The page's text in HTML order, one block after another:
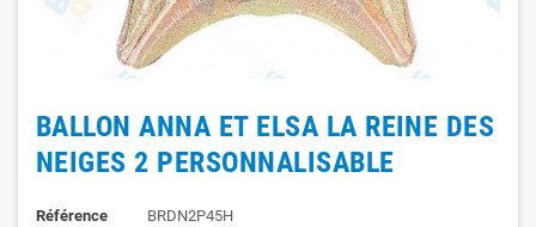
BALLON ANNA ET ELSA LA REINE DES
NEIGES 2 PERSONNALISABLE
Référence
BRDN2P45H